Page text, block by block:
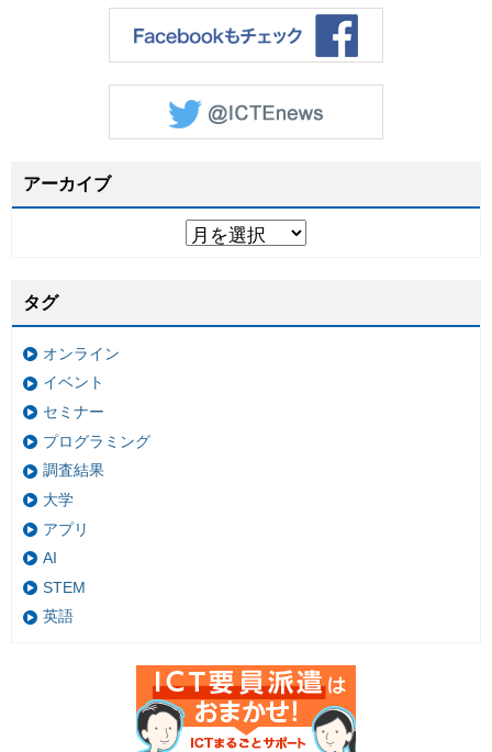
アーカイブ
タグ
オンライン
イベント
セミナー
プログラミング
調査結果
大学
アプリ
AI
STEM
英語